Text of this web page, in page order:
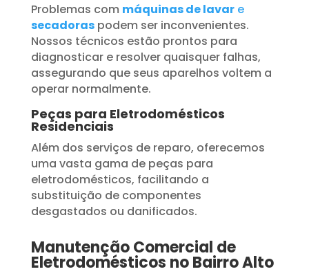
Problemas com máquinas de lavare
secadoraspodem ser inconvenientes.
Nossos técnicos estão prontos para
diagnosticar e resolver quaisquer falhas,
assegurando que seus aparelhos voltem a
operar normalmente.
Peças para Eletrodomésticos
Residenciais
Além dos serviços de reparo, oferecemos
uma vasta gama de peças para
eletrodomésticos, facilitando a
substituição de componentes
desgastados ou danificados.
Manutenção Comercial de
Eletrodomésticos no Bairro Alto